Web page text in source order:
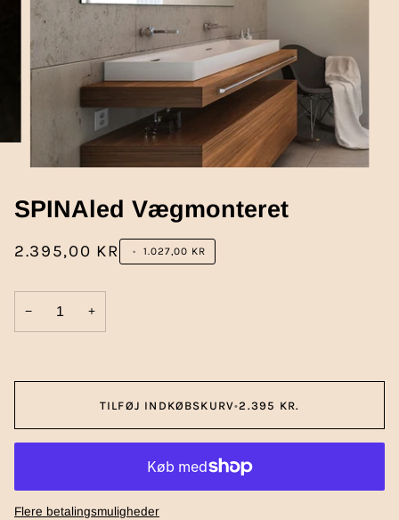
SPINAled Vægmonteret
2.395,00 KR • 1.027,00 KR
− +
TILFØJ INDKØBSKURV•2.395 KR.
Flere betalingsmuligheder